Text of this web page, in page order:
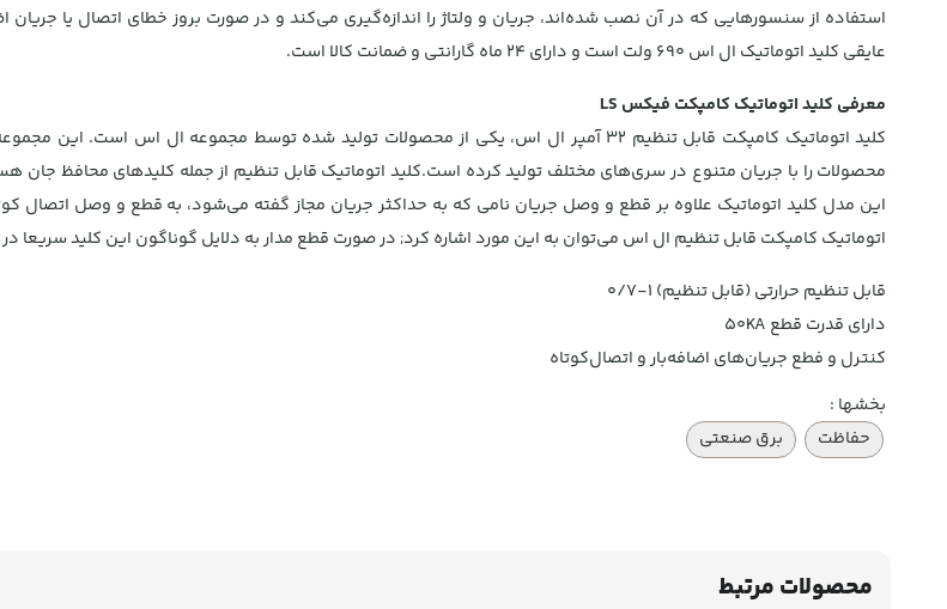
استفاده از سنسورهایی که در آن نصب شده‌اند، جریان و ولتاژ را اندازه‌گیری می‌کند و در صورت بروز خطای اتصال یا
عایقی کلید اتوماتیک ال اس 690 ولت است و دارای 24 ماه گارانتی و ضمانت کالا است.
معرفی کلید اتوماتیک کامپکت فیکس LS
کلید اتوماتیک کامپکت قابل تنظیم 32 آمپر ال اس، یکی از محصولات تولید شده توسط مجموعه ال
محصولات را با جریان متنوع در سری‌های مختلف تولید کرده است.کلید اتوماتیک قابل تنظیم از جمله کلیدهای محافظ
این مدل کلید اتوماتیک علاوه بر قطع و وصل جریان نامی که به حداکثر جریان مجاز گفته می‌شود، به قطع و وصل اتصال
اتوماتیک کامپکت قابل تنظیم ال اس می‌توان به این مورد اشاره کرد; در صورت قطع مدار به دلایل گوناگون این کلید سریعا در
قابل تنظیم حرارتی (قابل تنظیم) 1-0/7
دارای قدرت قطع 50KA
کنترل و فطع جریان‌های اضافه‌بار و اتصال‌کوتاه
بخشها :
حفاظت
برق صنعتی
محصولات مرتبط